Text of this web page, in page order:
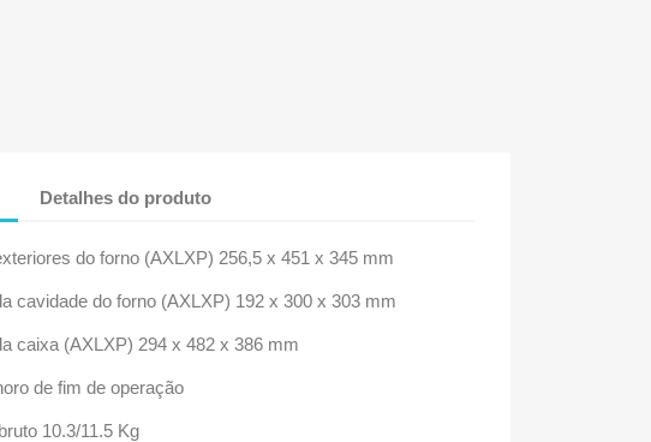
Detalhes do produto
do forno (AXLXP) 256,5 x 451 x 345 mm
cavidade do forno (AXLXP) 192 x 300 x 303 mm
caixa (AXLXP) 294 x 482 x 386 mm
de fim de operação
10.3/11.5 Kg